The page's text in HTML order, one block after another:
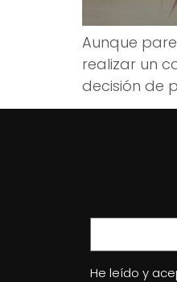
Aunque
realizar un
decisión de
He leído y